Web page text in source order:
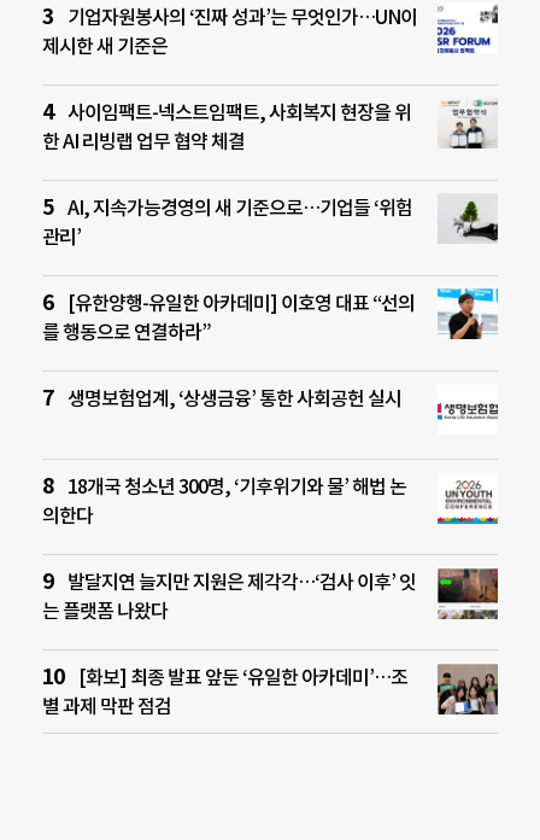
기업자원봉사의 ‘진짜 성과’는 무엇인가…UN이
제시한 새 기준은
사이임팩트-넥스트임팩트, 사회복지 현장을 위
한 AI 리빙랩 업무 협약 체결
AI, 지속가능경영의 새 기준으로…기업들 ‘위험
관리’
[유한양행-유일한 아카데미] 이호영 대표 “선의
를 행동으로 연결하라”
생명보험업계, ‘상생금융’ 통한 사회공헌 실시
18개국 청소년 300명, ‘기후위기와 물’ 해법 논
의한다
발달지연 늘지만 지원은 제각각…‘검사 이후’ 잇
는 플랫폼 나왔다
[화보] 최종 발표 앞둔 ‘유일한 아카데미’…조
별 과제 막판 점검